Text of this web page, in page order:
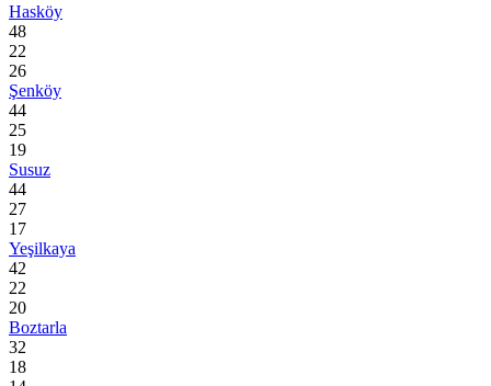
Hasköy
48
22
26
Şenköy
44
25
19
Susuz
44
27
17
Yeşilkaya
42
22
20
Boztarla
32
18